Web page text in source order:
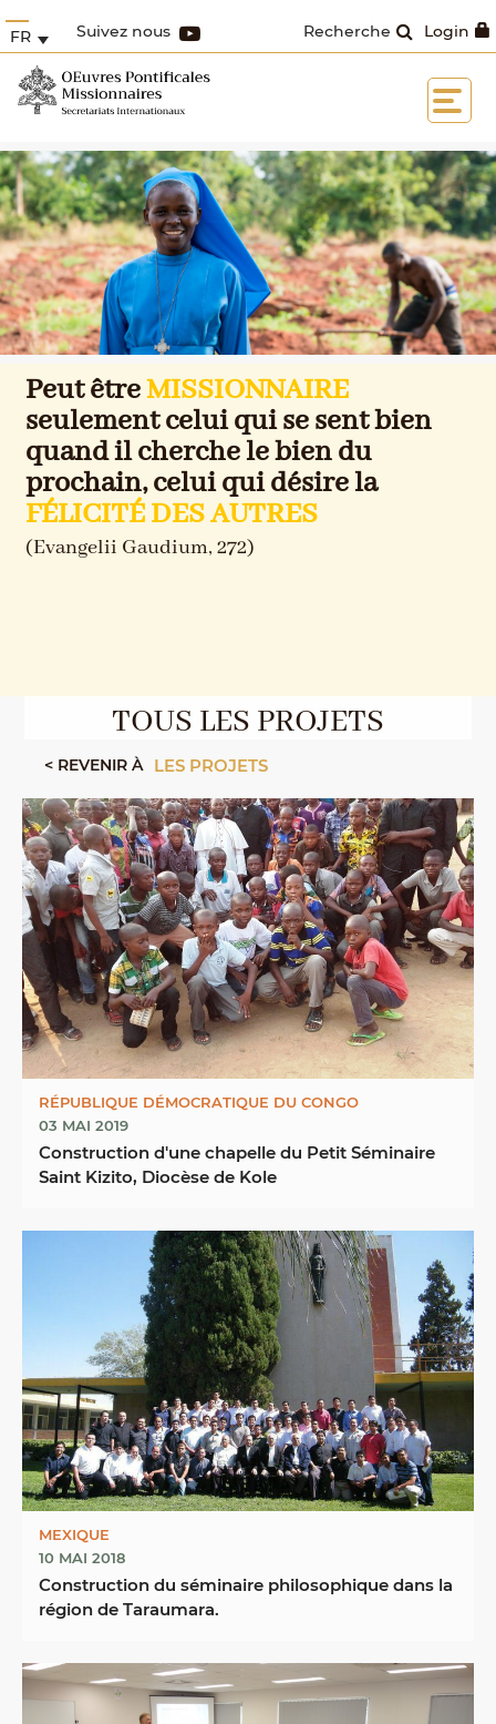
Login
Recherche
Suivez nous
FR
Peut êtreMISSIONNAIRE
seulement celui qui se sent bien
quand il cherche le bien du
prochain, celui qui désire la
FÉLICITÉ DES AUTRES
(Evangelii Gaudium, 272)
TOUS LES PROJETS
< REVENIR À LES PROJETS
RÉPUBLIQUE DÉMOCRATIQUE DU CONGO
03 MAI 2019
Construction d'une chapelle du Petit Séminaire
Saint Kizito, Diocèse de Kole
MEXIQUE
10 MAI 2018
Construction du séminaire philosophique dans la
région de Taraumara.